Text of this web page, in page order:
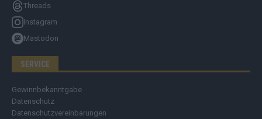
Threads
Instagram
Mastodon
SERVICE
Gewinnbekanntgabe
Datenschutz
Datenschutzvereinbarungen